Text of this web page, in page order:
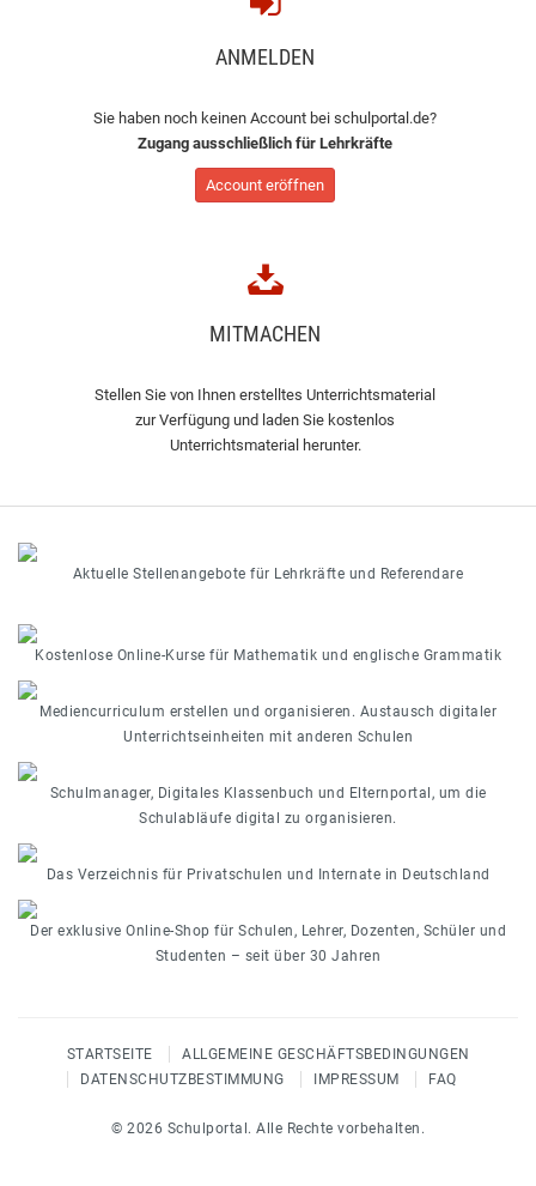
ANMELDEN
Sie haben noch keinen Account bei schulportal.de?
Zugang ausschließlich für Lehrkräfte
Account eröffnen
MITMACHEN
Stellen Sie von Ihnen erstelltes Unterrichtsmaterial
zur Verfügung und laden Sie kostenlos
Unterrichtsmaterial herunter.
Aktuelle Stellenangebote für Lehrkräfte und Referendare
Kostenlose Online-Kurse für Mathematik und englische Grammatik
Mediencurriculum erstellen und organisieren. Austausch digitaler
Unterrichtseinheiten mit anderen Schulen
Schulmanager, Digitales Klassenbuch und Elternportal, um die
Schulabläufe digital zu organisieren.
Das Verzeichnis für Privatschulen und Internate in Deutschland
Der exklusive Online-Shop für Schulen, Lehrer, Dozenten, Schüler und
Studenten – seit über 30 Jahren
STARTSEITE
ALLGEMEINE GESCHÄFTSBEDINGUNGEN
DATENSCHUTZBESTIMMUNG
IMPRESSUM FAQ
© 2026 Schulportal. Alle Rechte vorbehalten.